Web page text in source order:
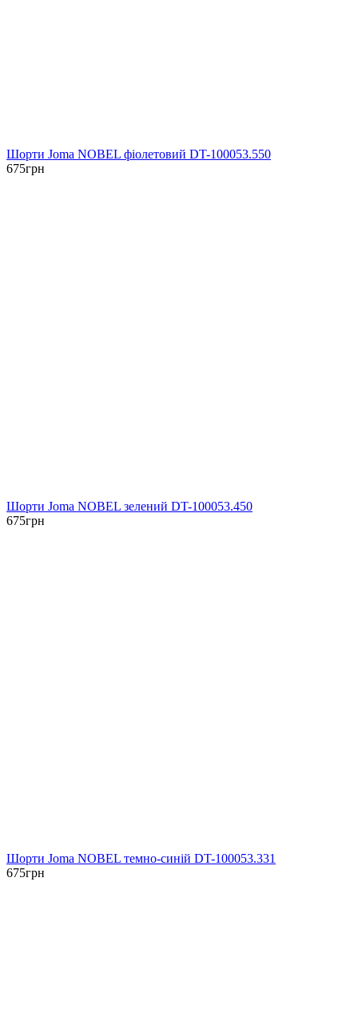
Шорти Joma NOBEL фіолетовий DT-100053.550
675грн
Шорти Joma NOBEL зелений DT-100053.450
675грн
Шорти Joma NOBEL темно-синій DT-100053.331
675грн